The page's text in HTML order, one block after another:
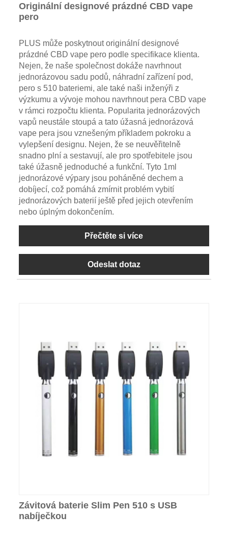
Originální designové prázdné CBD vape
pero
PLUS může poskytnout originální designové
prázdné CBD vape pero podle specifikace klienta.
Nejen, že naše společnost dokáže navrhnout
jednorázovou sadu podů, náhradní zařízení pod,
pero s 510 bateriemi, ale také naši inženýři z
výzkumu a vývoje mohou navrhnout pera CBD vape
v rámci rozpočtu klienta. Popularita jednorázových
vapů neustále stoupá a tato úžasná jednorázová
vape pera jsou vznešeným příkladem pokroku a
vylepšení designu. Nejen, že se neuvěřitelně
snadno plní a sestavují, ale pro spotřebitele jsou
také úžasně jednoduché a funkční. Tyto 1ml
jednorázové výpary jsou poháněné dechem a
dobíjecí, což pomáhá zmírnit problém vybití
jednorázových baterií ještě před jejich otevřením
nebo úplným dokončením.
Přečtěte si více
Odeslat dotaz
Závitová baterie Slim Pen 510 s USB
nabíječkou